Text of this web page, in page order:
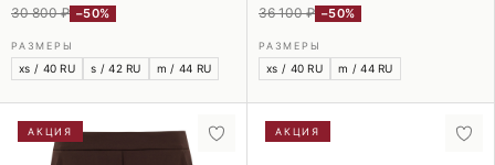
30 800 ₽ −50%
РАЗМЕРЫ
xs / 40 RU s / 42 RU m / 44 RU
36 100 ₽ −50%
РАЗМЕРЫ
xs / 40 RU m / 44 RU
АКЦИЯ АКЦИЯ